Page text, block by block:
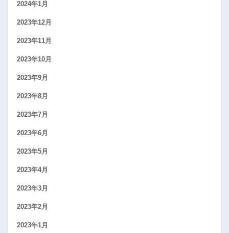
2024年1月
2023年12月
2023年11月
2023年10月
2023年9月
2023年8月
2023年7月
2023年6月
2023年5月
2023年4月
2023年3月
2023年2月
2023年1月